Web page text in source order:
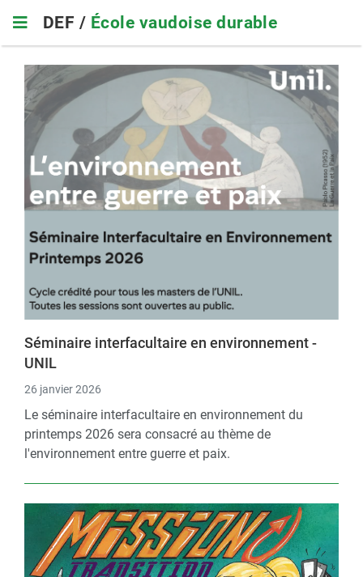
main
navigation
DEF / École vaudoise durable
Séminaire interfacultaire en environnement -
UNIL
26 janvier 2026
Le séminaire interfacultaire en environnement du
printemps 2026 sera consacré au thème de
l'environnement entre guerre et paix.